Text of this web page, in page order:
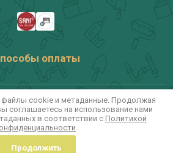
оплаты
© 2009-2024
конфиденциальности
создан в megagroup.ru
файлы cookie и метаданные. Продолжая
соглашаетесь на использование нами
в соответствии с Политикой
.
Продолжить